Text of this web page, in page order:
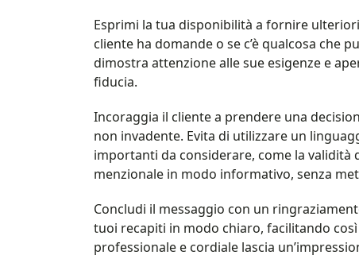
Esprimi la tua disponibilità a fornire
cliente ha domande o se c’è qualcosa che
dimostra attenzione alle sue esigenze e
fiducia.
Incoraggia il cliente a prendere una
non invadente. Evita di utilizzare un
importanti da considerare, come la
menzionale in modo informativo, senza
Concludi il messaggio con un
tuoi recapiti in modo chiaro, facilitando
professionale e cordiale lascia